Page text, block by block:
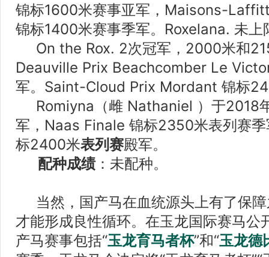
锦标1600米赛事亚军，Maisons-
锦标1400米赛事季军。Roxelana. 未上
On the Rox. 2次冠军，2000米和
Deauville Prix Beachcomber Le
军。Saint-Cloud Prix Mordant 锦标
Romiyna（雌 Nathaniel ）于2018
军，Naas Finale 锦标2350米表列赛
标2400米表列赛殿军。
配种成绩：未配种。
当然，国产马在血统源头上有了保
才能形成良性循环。在玉龙国际赛马公
产马赛事包括“玉龙育马者杯”和“玉龙德